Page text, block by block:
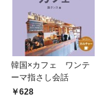
韓国×カフェ ワンテ
ーマ指さし会話
628